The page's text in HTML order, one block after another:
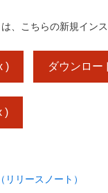
、こちらの新規イン
) ダウンロー
)
リースノート）